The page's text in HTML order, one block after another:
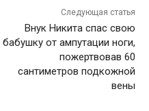
Следующая статья
Внук Никита спас свою
бабушку от ампутации ноги,
пожертвовав 60
сантиметров подкожной
вены